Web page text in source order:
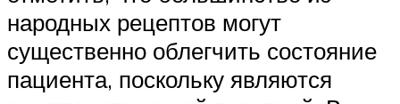
народных рецептов могут
существенно облегчить состояние
пациента, поскольку являются